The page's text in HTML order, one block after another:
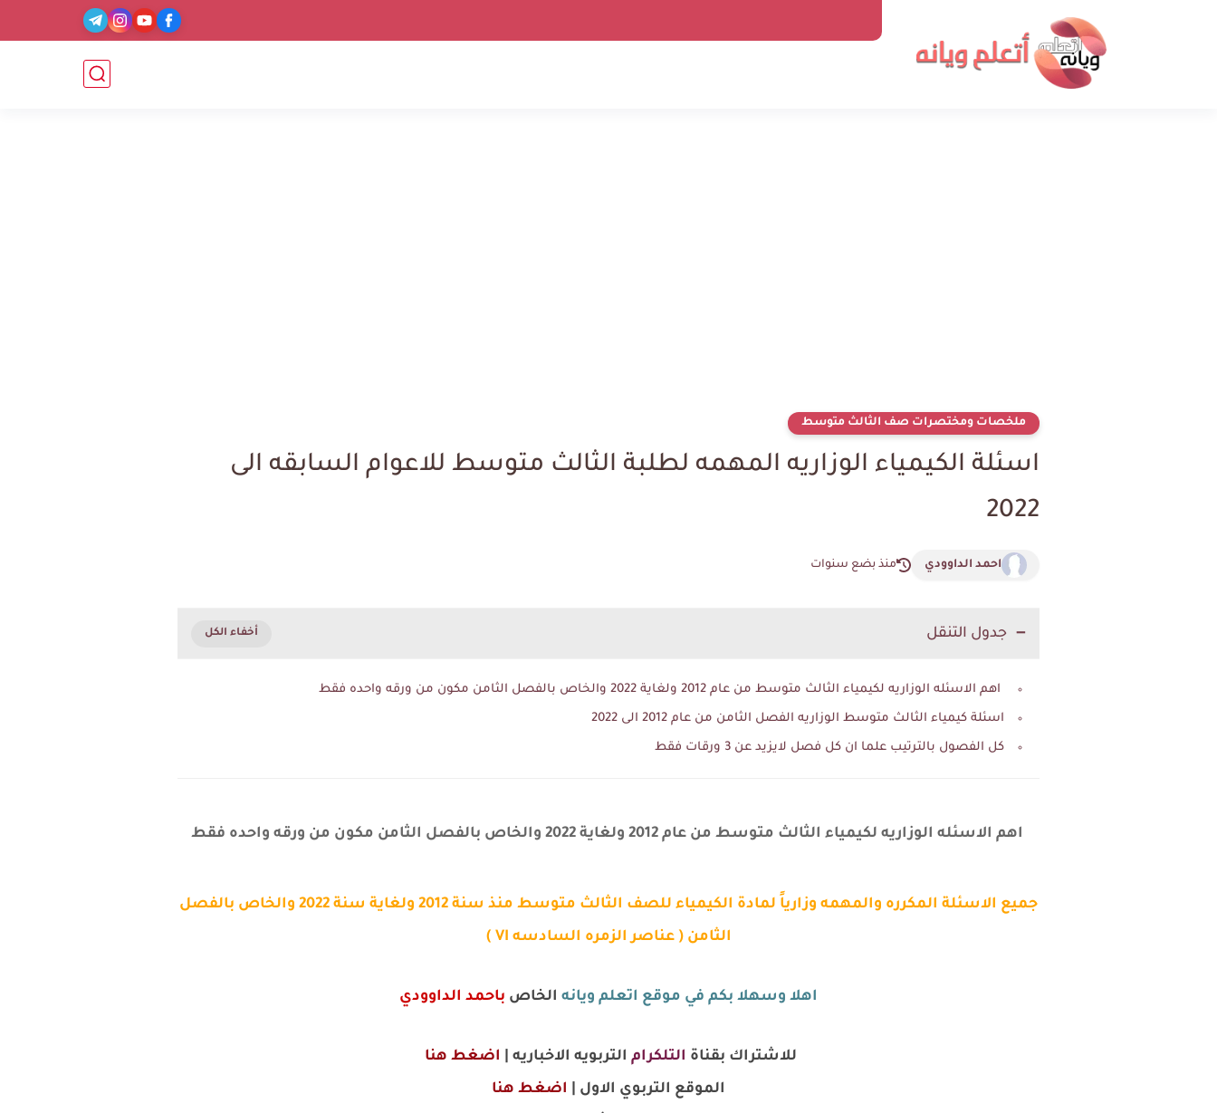
ملخصات ومختصرات صف الثالث متوسط
اسئلة الكيمياء الوزاريه المهمه لطلبة الثالث متوسط للاعوام السابقه الى
2022
احمد الداوودي منذ بضع سنوات
جدول التنقل
اهم الاسئله الوزاريه لكيمياء الثالث متوسط من عام 2012 ولغاية 2022 والخاص بالفصل الثامن مكون من ورقه واحده فقط
اسئلة كيمياء الثالث متوسط الوزاريه الفصل الثامن من عام 2012 الى 2022
كل الفصول بالترتيب علما ان كل فصل لايزيد عن 3 ورقات فقط
اهم الاسئله الوزاريه لكيمياء الثالث متوسط من عام 2012 ولغاية 2022 والخاص بالفصل الثامن مكون من ورقه واحده فقط
جميع الاسئلة المكرره والمهمه وزارياً لمادة الكيمياء للصف الثالث متوسط منذ سنة 2012 ولغاية سنة 2022 والخاص بالفصل
الثامن ( عناصر الزمره السادسه VI )
اهلا وسهلا بكم في موقع اتعلم ويانه الخاص باحمد الداوودي
للاشتراك بقناة التلكرام التربويه الاخباريه | اضغط هنا
الموقع التربوي الاول |
اضغط هنا